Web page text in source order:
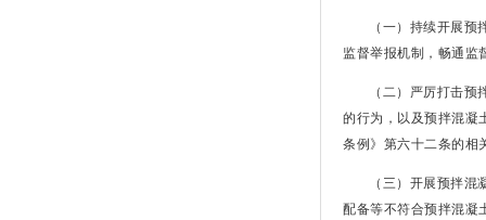
（一）持续开展
监督举报机制，畅通监
（二）严厉打击
的行为，以及预拌混凝
条例》第六十二条的相
（三）开展预拌
配备等不符合预拌混凝